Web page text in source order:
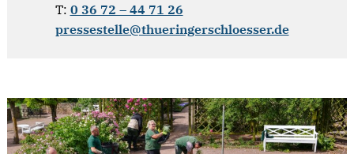
T: 0 36 72 – 44 71 26
pressestelle@thueringerschloesser.de